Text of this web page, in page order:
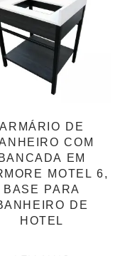
ARMÁRIO DE
COM
BANCADA EM
MOTEL 6,
BASE PARA
DE
HOTEL